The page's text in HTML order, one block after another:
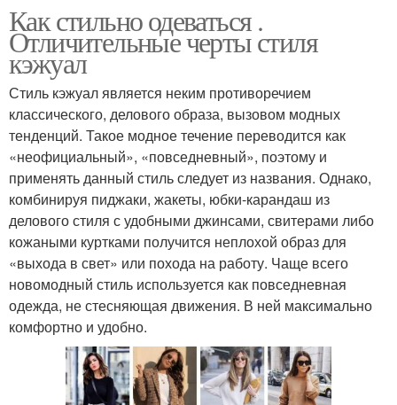
Как стильно одеваться .
Отличительные черты стиля
кэжуал
Стиль кэжуал является неким противоречием
классического, делового образа, вызовом модных
тенденций. Такое модное течение переводится как
«неофициальный», «повседневный», поэтому и
применять данный стиль следует из названия. Однако,
комбинируя пиджаки, жакеты, юбки-карандаш из
делового стиля с удобными джинсами, свитерами либо
кожаными куртками получится неплохой образ для
«выхода в свет» или похода на работу. Чаще всего
новомодный стиль используется как повседневная
одежда, не стесняющая движения. В ней максимально
комфортно и удобно.